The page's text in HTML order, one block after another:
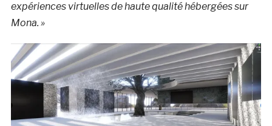
expériences virtuelles de haute qualité hébergées sur
Mona. »